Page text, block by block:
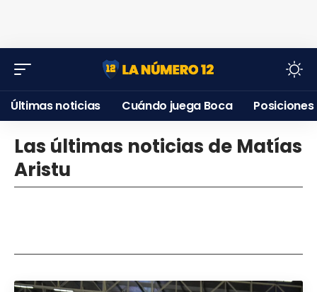
Últimas noticias Cuándo juega Boca Posiciones
Las últimas noticias de Matías
Aristu